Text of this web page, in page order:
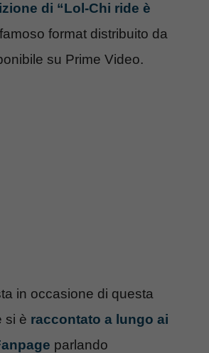
di “Lol-Chi ride è
famoso format distribuito da
su Prime Video.
in occasione di questa
si è raccontato a lungo ai
parlando